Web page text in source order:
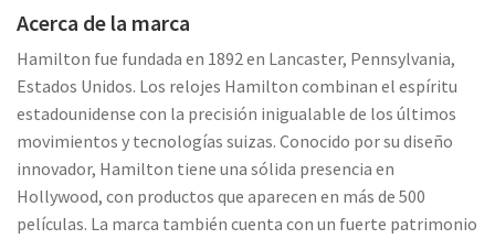
Acerca de la marca
Hamilton fue fundada en 1892 en Lancaster, Pennsylvania,
Estados Unidos. Los relojes Hamilton combinan el espíritu
estadounidense con la precisión inigualable de los últimos
movimientos y tecnologías suizas. Conocido por su diseño
innovador, Hamilton tiene una sólida presencia en
Hollywood, con productos que aparecen en más de 500
películas. La marca también cuenta con un fuerte patrimonio